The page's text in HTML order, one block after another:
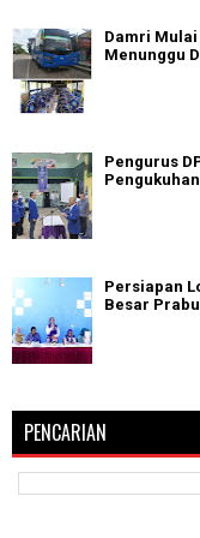
Damri
Menunggu
Pengurus
Persiapan
Besar
PENCARIAN